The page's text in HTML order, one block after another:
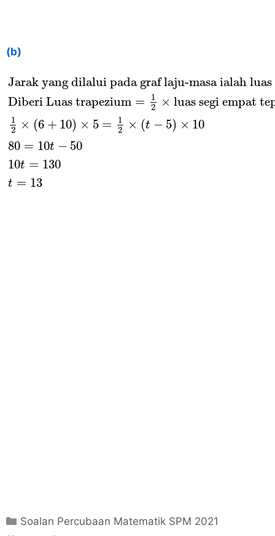
(b)
Jarak yang dilalui pada graf laju-masa ialah luas
Diberi Luas trapezium =
1
2
× luas segi empat
1
2
× (6 + 10) × 5 =
1
2
× (t − 5) × 10
80 = 10t − 50
10t = 130
t = 13
Jarak yang dilalui pada graf laju-masa
C
Soalan Percubaan Matematik SPM 2021